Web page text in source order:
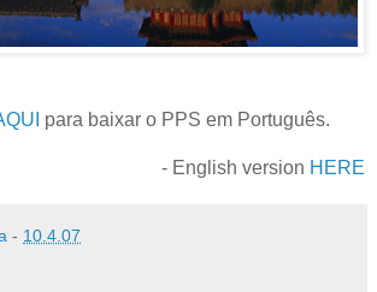
para baixar o PPS em Português.
- English version HERE
- 10.4.07